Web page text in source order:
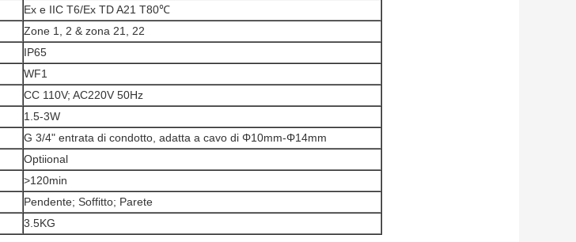
Ex e IIC T6/Ex TD A21 T80℃
Zone 1, 2 & zona 21, 22
IP65
WF1
CC 110V; AC220V 50Hz
1.5-3W
G 3/4" entrata di condotto, adatta a cavo di Φ10mm-Φ14mm
Optiional
>120min
Pendente; Soffitto; Parete
3.5KG